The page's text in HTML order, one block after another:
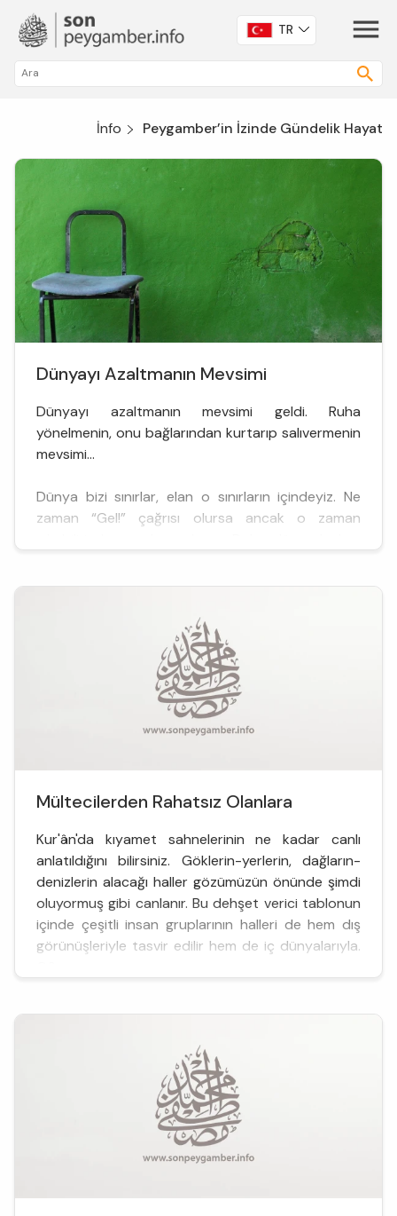
TR
İnfo Peygamber’in İzinde Gündelik Hayat
Dünyayı Azaltmanın Mevsimi
Dünyayı azaltmanın mevsimi geldi. Ruha
yönelmenin, onu bağlarından kurtarıp salıvermenin
mevsimi...
Dünya bizi sınırlar, elan o sınırların içindeyiz. Ne
zaman “Gel!” çağrısı olursa ancak o zaman
dağıtabilir. O nedenle ne yapacaksak burada, ona
Mültecilerden Rahatsız Olanlara
Kur'ân'da kıyamet sahnelerinin ne kadar canlı
anlatıldığını bilirsiniz. Göklerin-yerlerin, dağların-
denizlerin alacağı haller gözümüzün önünde şimdi
oluyormuş gibi canlanır. Bu dehşet verici tablonun
içinde çeşitli insan gruplarının halleri de hem dış
görünüşleriyle tasvir edilir hem de iç dünyalarıyla.